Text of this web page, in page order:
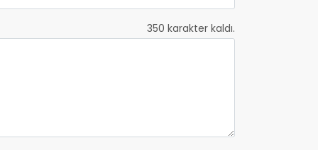
350 karakter kaldı.